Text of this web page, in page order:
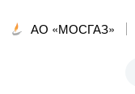
АО «МОСГАЗ»